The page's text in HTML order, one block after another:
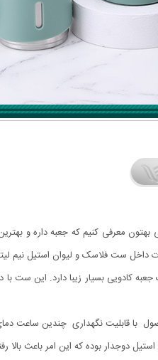
بهتون معرفی کنیم که جعبه داره و
می باشد. این محصول دارای رنگ بندی در 5 رنگ می باشد .
بسیار زیبا دارد. این ست با
با قابلیت نگهداری چندین ساعت
دوجدار بوده که این امر باعث